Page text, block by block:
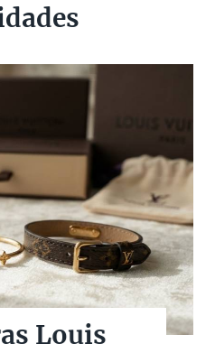
Louis